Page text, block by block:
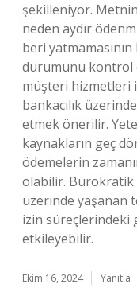
şekilleniyor. Metnin
neden aydır
beri
durumunu kontrol
müşteri hizmetleri
bankacılık
etmek önerilir.
kaynakların geç
ödemelerin
olabilir. Bürokratik
üzerinde yaşanan
izin süreçlerindeki
etkileyebilir.
Ekim 16, 2024 Yanıtla